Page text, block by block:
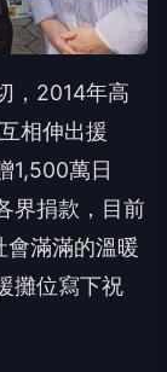
，2014年高
相伸出援
1,500萬日
界捐款，目前
滿滿的溫暖
攤位寫下祝